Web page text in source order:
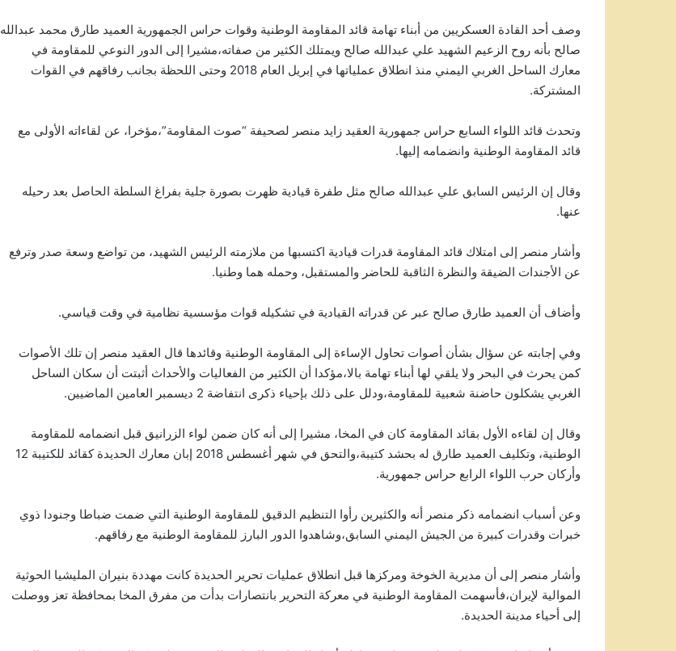
وصف أحد القادة العسكريين من أبناء تهامة قائد المقاومة الوطنية وقوات حراس الجمهورية العميد طارق محمد عبدالله
صالح بأنه روح الزعيم الشهيد علي عبدالله صالح ويمتلك الكثير من صفاته،مشيرا إلى الدور النوعي للمقاومة في
معارك الساحل الغربي اليمني منذ انطلاق عملياتها في إبريل العام 2018 وحتى اللحظة بجانب رفاقهم في القوات
المشتركة.
وتحدث قائد اللواء السابع حراس جمهورية العقيد زايد منصر لصحيفة “صوت المقاومة”،مؤخرا، عن لقاءاته الأولى مع
قائد المقاومة الوطنية وانضمامه إليها.
وقال إن الرئيس السابق علي عبدالله صالح مثل طفرة قيادية ظهرت بصورة جلية بفراغ السلطة الحاصل بعد رحيله
عنها.
وأشار منصر إلى امتلاك قائد المقاومة قدرات قيادية اكتسبها من ملازمته الرئيس الشهيد، من تواضع وسعة صدر وترفع
عن الأجندات الضيقة والنظرة الثاقبة للحاضر والمستقبل، وحمله هما وطنيا.
وأضاف أن العميد طارق صالح عبر عن قدراته القيادية في تشكيله قوات مؤسسية نظامية في وقت قياسي.
وفي إجابته عن سؤال بشأن أصوات تحاول الإساءة إلى المقاومة الوطنية وقائدها قال العقيد منصر إن تلك الأصوات
كمن يحرث في البحر ولا يلقي لها أبناء تهامة بالا،مؤكدا أن الكثير من الفعاليات والأحداث أثبتت أن سكان الساحل
الغربي يشكلون حاضنة شعبية للمقاومة،ودلل على ذلك بإحياء ذكرى انتفاضة 2 ديسمبر العامين الماضيين.
وقال إن لقاءه الأول بقائد المقاومة كان في المخا، مشيرا إلى أنه كان ضمن لواء الزرانيق قبل انضمامه للمقاومة
الوطنية، وتكليف العميد طارق له بحشد كتيبة،والتحق في شهر أغسطس 2018 إبان معارك الحديدة كقائد للكتيبة 12
وأركان حرب اللواء الرابع حراس جمهورية.
وعن أسباب انضمامه ذكر منصر أنه والكثيرين رأوا التنظيم الدقيق للمقاومة الوطنية التي ضمت ضباطا وجنودا ذوي
خبرات وقدرات كبيرة من الجيش اليمني السابق،وشاهدوا الدور البارز للمقاومة الوطنية مع رفاقهم.
وأشار منصر إلى أن مديرية الخوخة ومركزها قبل انطلاق عمليات تحرير الحديدة كانت مهددة بنيران المليشيا الحوثية
الموالية لإيران،فأسهمت المقاومة الوطنية في معركة التحرير بانتصارات بدأت من مفرق المخا بمحافظة تعز ووصلت
إلى أحياء مدينة الحديدة.